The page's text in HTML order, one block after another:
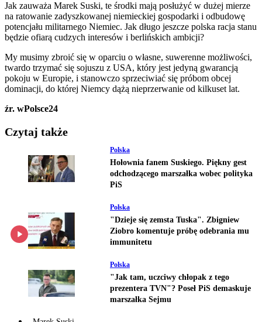
Jak zauważa Marek Suski, te środki mają posłużyć w dużej mierze
na ratowanie zadyszkowanej niemieckiej gospodarki i odbudowę
potencjału militarnego Niemiec. Jak długo jeszcze polska racja stanu
będzie ofiarą cudzych interesów i berlińskich ambicji?
My musimy zbroić się w oparciu o własne, suwerenne możliwości,
twardo trzymać się sojuszu z USA, który jest jedyną gwarancją
pokoju w Europie, i stanowczo sprzeciwiać się próbom obcej
dominacji, do której Niemcy dążą nieprzerwanie od kilkuset lat.
źr. wPolsce24
Czytaj także
Polska
Hołownia fanem Suskiego. Piękny gest
odchodzącego marszałka wobec polityka
PiS
Polska
"Dzieje się zemsta Tuska". Zbigniew
Ziobro komentuje próbę odebrania mu
immunitetu
Polska
"Jak tam, uczciwy chłopak z tego
prezentera TVN"? Poseł PiS demaskuje
marszałka Sejmu